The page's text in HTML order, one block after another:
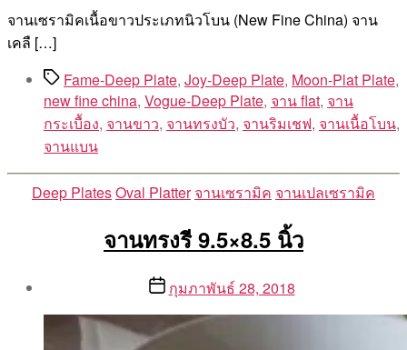
จานเซรามิคเนื้อขาวประเภทนิวโบน (New Fine China) จาน
เคลื […]
TagsFame-Deep Plate, Joy-Deep Plate, Moon-Plat Plate,
new fine china, Vogue-Deep Plate, จาน flat, จาน
กระเบื้อง, จานขาว, จานทรงบัว, จานริมเชฟ, จานเนื้อโบน,
จานแบน
Categories
Deep PlatesOval Platter จานเซรามิค จานเปลเซรามิค
จานทรงรี 9.5×8.5 นิ้ว
By
Postกุมภาพันธ์ 28, 2018